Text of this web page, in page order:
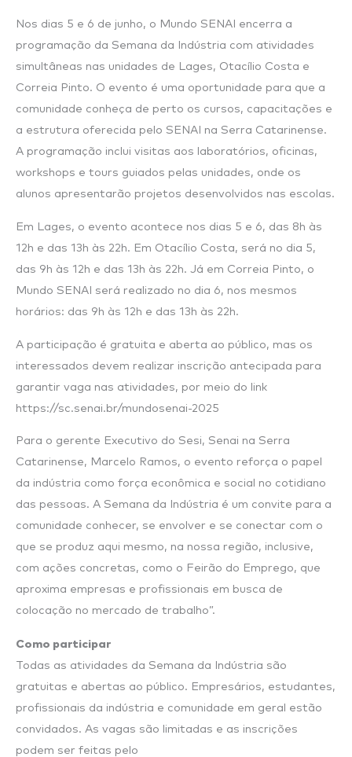
Nos dias 5 e 6 de junho, o Mundo SENAI encerra a
programação da Semana da Indústria com atividades
simultâneas nas unidades de Lages, Otacílio Costa e
Correia Pinto. O evento é uma oportunidade para que a
comunidade conheça de perto os cursos, capacitações e
a estrutura oferecida pelo SENAI na Serra Catarinense.
A programação inclui visitas aos laboratórios, oficinas,
workshops e tours guiados pelas unidades, onde os
alunos apresentarão projetos desenvolvidos nas escolas.
Em Lages, o evento acontece nos dias 5 e 6, das 8h às
12h e das 13h às 22h. Em Otacílio Costa, será no dia 5,
das 9h às 12h e das 13h às 22h. Já em Correia Pinto, o
Mundo SENAI será realizado no dia 6, nos mesmos
horários: das 9h às 12h e das 13h às 22h.
A participação é gratuita e aberta ao público, mas os
interessados devem realizar inscrição antecipada para
garantir vaga nas atividades, por meio do link
https://sc.senai.br/mundosenai-2025
Para o gerente Executivo do Sesi, Senai na Serra
Catarinense, Marcelo Ramos, o evento reforça o papel
da indústria como força econômica e social no cotidiano
das pessoas. A Semana da Indústria é um convite para a
comunidade conhecer, se envolver e se conectar com o
que se produz aqui mesmo, na nossa região, inclusive,
com ações concretas, como o Feirão do Emprego, que
aproxima empresas e profissionais em busca de
colocação no mercado de trabalho”.
Como participar
Todas as atividades da Semana da Indústria são
gratuitas e abertas ao público. Empresários, estudantes,
profissionais da indústria e comunidade em geral estão
convidados. As vagas são limitadas e as inscrições
podem ser feitas pelo